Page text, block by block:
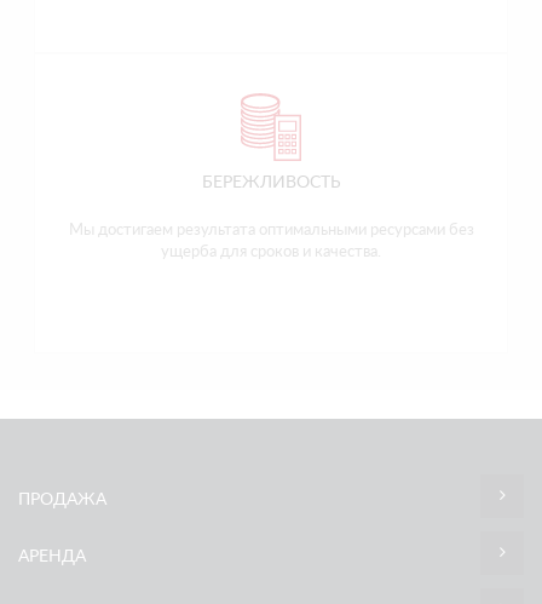
БЕРЕЖЛИВОСТЬ
Мы достигаем результата оптимальными ресурсами без
ущерба для сроков и качества.
ПРОДАЖА
АРЕНДА